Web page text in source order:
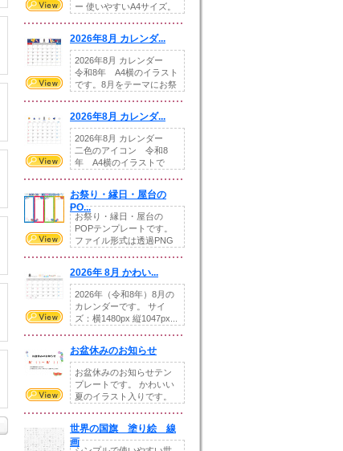
ー 使いやすいA4サイズ。
2026年8月 カレンダ...
2026年8月 カレンダー
令和8年 A4横のイラスト
です。8月をテーマにお祭
2026年8月 カレンダ...
2026年8月 カレンダー
二色のアイコン 令和8
年 A4横のイラストで
お祭り・縁日・屋台の
PO...
お祭り・縁日・屋台の
POPテンプレートです。
ファイル形式は透過PNG
2026年 8月 かわい...
2026年（令和8年）8月の
カレンダーです。 サイ
ズ：横1480px 縦1047px...
お盆休みのお知らせ
お盆休みのお知らせテン
プレートです。 かわいい
夏のイラスト入りです。
世界の国旗 塗り絵 線
画